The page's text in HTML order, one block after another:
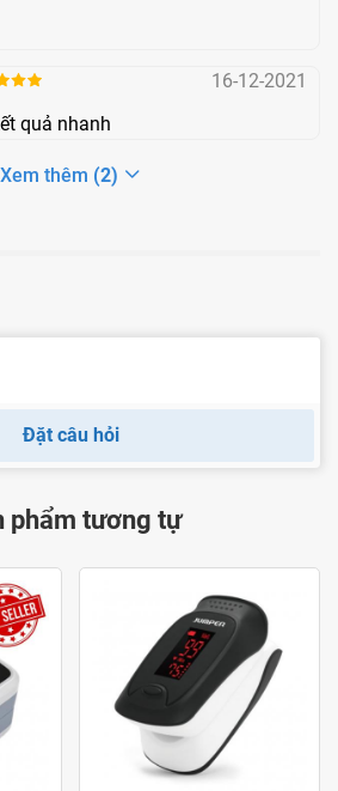
đo SpO2 Imedicare
của
và ưu điểm vượt trội:
nghệ dạng sóng thể tích đồ, tần số
sự bão hòa oxy (SpO2) trong mạch
nhằm hạn chế những điều bất chắc
người có tiền sử thiếu oxy trong
đối tượng kể cả trẻ em và người lớn
16-12-2021
quả nhanh
Xem thêm (2)
Đặt câu hỏi
phẩm tương tự